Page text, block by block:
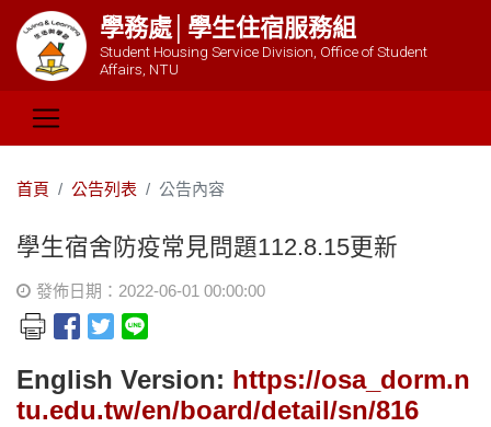
學務處│學生住宿服務組
Student Housing Service Division, Office of Student
Affairs, NTU
首頁 公告列表 公告內容
學生宿舍防疫常見問題112.8.15更新
發佈日期：2022-06-01 00:00:00
English Version: https://osa_dorm.n
tu.edu.tw/en/board/detail/sn/816